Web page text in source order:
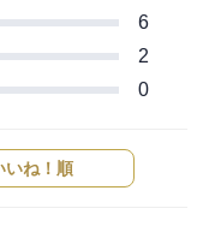
6
2
0
いね！順